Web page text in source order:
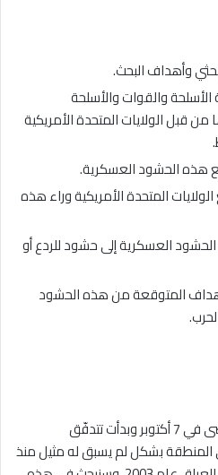
وأهداف البحث.
والقوات والأسلحة
من قبل الولايات المتحدة الأمريكية
هذه الحشود العسكرية.
المتحدة الأمريكية وراء هذه
العسكرية إلى حشود للردع أو
المتوقعة من هذه الحشود
منذ أن بدأت عملية طوفان الأقصى في 7 أكتوبر وبدأت تتدفّق
المنطقة بشكل لم يسبق له مثيل منذ